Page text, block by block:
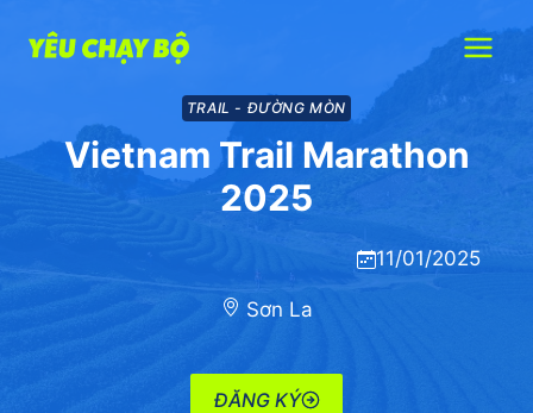
TRAIL - ĐƯỜNG MÒN
Vietnam Trail Marathon
2025
11/01/2025
Sơn La
ĐĂNG KÝ